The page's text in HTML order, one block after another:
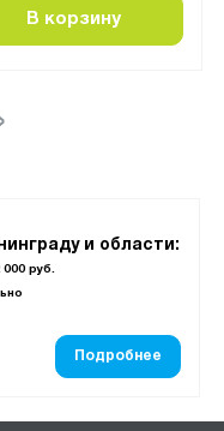
и области:
000 руб.
Подробнее
В корзину
›